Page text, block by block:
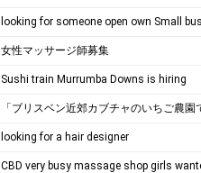
女性マッサージ師募集
Sushi train Murrumba Downs is hiring
「ブリスベン近郊カブチャのいちご農園
looking for a hair designer
CBD very busy massage shop girls